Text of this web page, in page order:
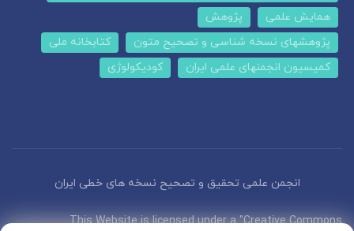
همایش علمی
پژوهش
پژوهشهای نسخه شناسی و تصحیح متون
کتابخانه ملی
کمیسیون انجمنهای علمی ایران
کودیکولوژی
انجمن علمی تحقیق و تصحیح نسخه های خطی ایران
This Website is licensed under a "Creative Commons